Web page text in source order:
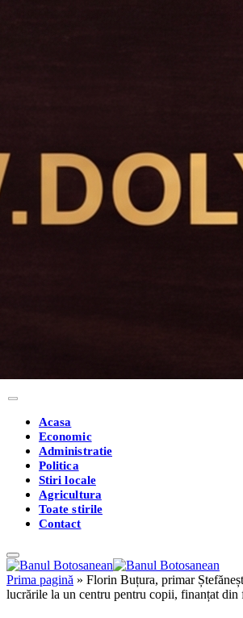
Acasa
Economic
Administratie
Politica
Stiri locale
Agricultura
Toate stirile
Contact
Prima pagină » Florin Buțura, primar
lucrările la un centru pentru copii, finanțat din